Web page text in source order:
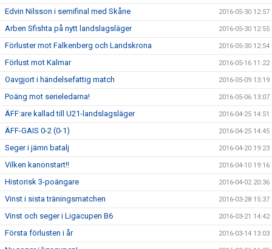
Edvin Nilsson i semifinal med Skåne 2016-05-30 12:57
Arben Sfishta på nytt landslagsläger 2016-05-30 12:55
Förluster mot Falkenberg och Landskrona 2016-05-30 12:54
Förlust mot Kalmar 2016-05-16 11:22
Oavgjort i händelsefattig match 2016-05-09 13:19
Poäng mot serieledarna! 2016-05-06 13:07
ÄFF:are kallad till U21-landslagsläger 2016-04-25 14:51
ÄFF-GAIS 0-2 (0-1) 2016-04-25 14:45
Seger i jämn batalj 2016-04-20 19:23
Vilken kanonstart!! 2016-04-10 19:16
Historisk 3-poängare 2016-04-02 20:36
Vinst i sista träningsmatchen 2016-03-28 15:37
Vinst och seger i Ligacupen B6 2016-03-21 14:42
Första förlusten i år 2016-03-14 13:03